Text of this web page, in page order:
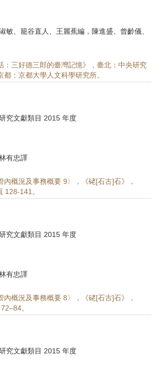
敏、籠谷直人、王麗蕉編，陳進盛、曾齡儀、
：三好德三郎的臺灣記憶》，臺北：中央研究
都：京都大學人文科學研究所。
究文獻類目 2015 年度
有忠譯
內概況及事務概要 9〉，《硓[石古]石》，
128-141。
究文獻類目 2015 年度
有忠譯
內概況及事務概要 8〉，《硓[石古]石》，
。
究文獻類目 2015 年度